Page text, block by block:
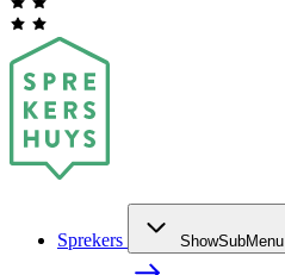
Sprekers ShowSubMenu